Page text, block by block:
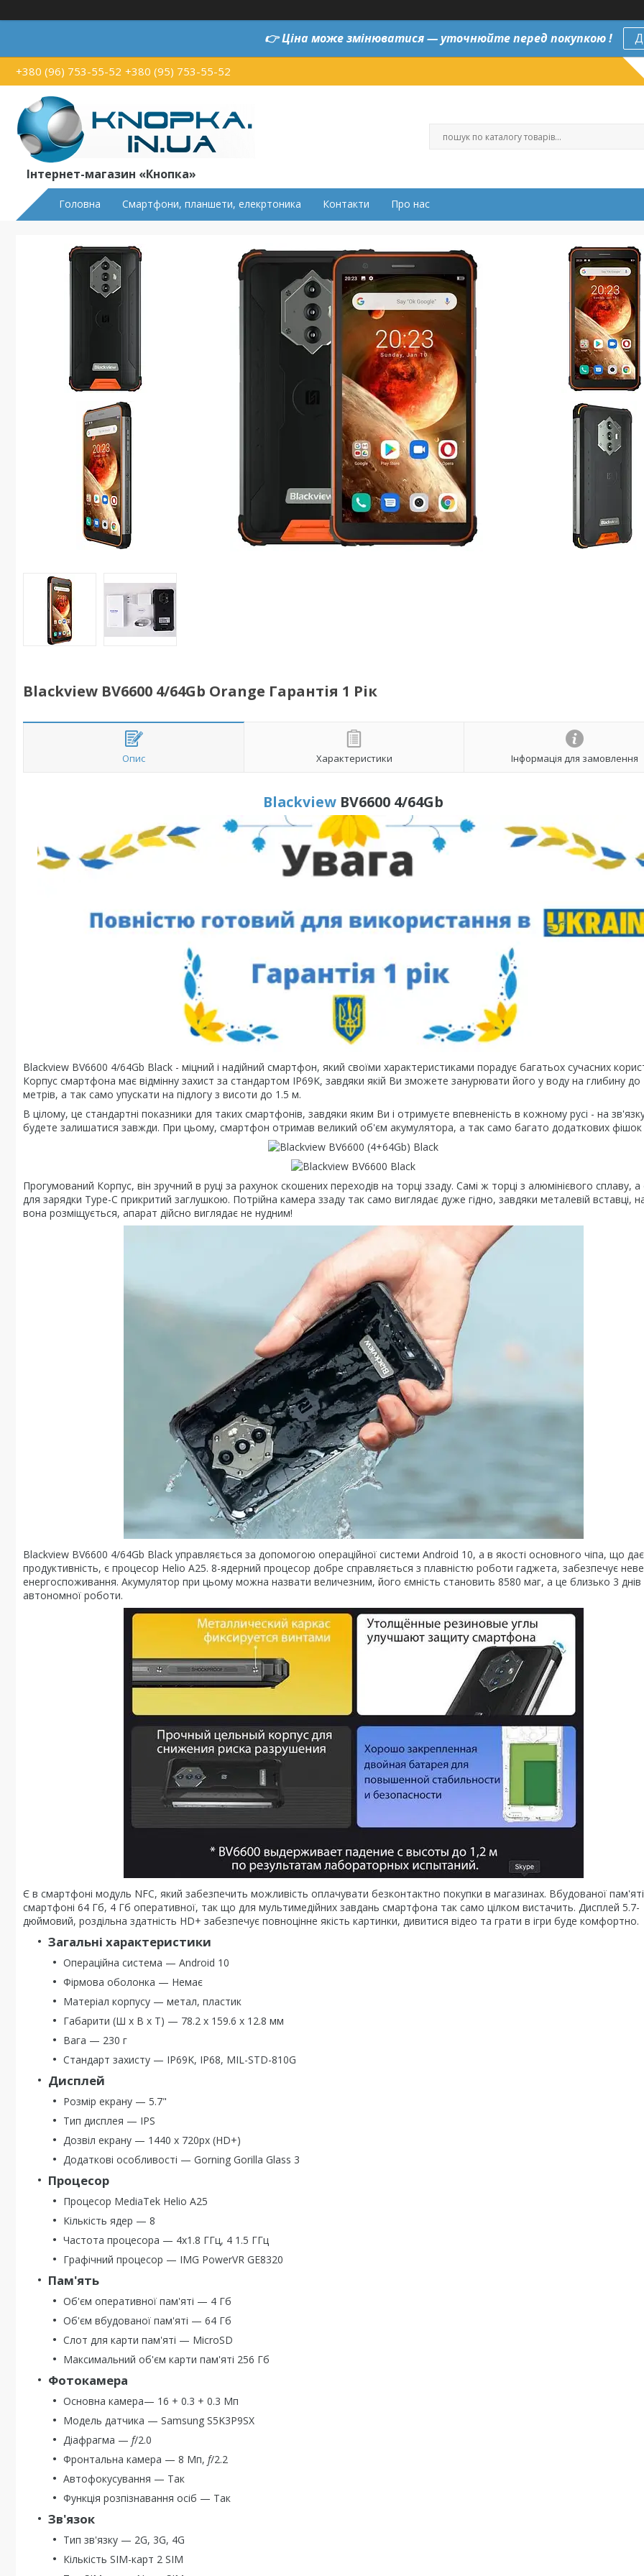
👉Ціна може змінюватися — уточнюйте перед покупкою !
+380 (96) 753-55-52 +380 (95) 753-55-52
Інтернет-магазин «Кнопка»
Головна Смартфони, планшети, елекртоника Контакти Про нас
Blackview BV6600 4/64Gb Orange Гарантія 1 Рік
Опис Характеристики Інформація для замовлення
Blackview BV6600 4/64Gb
Blackview BV6600 4/64Gb Black - міцний і надійний смартфон, який своїми характеристиками порадує багатьох сучасних
Корпус смартфона має відмінну захист за стандартом IP69K, завдяки якій Ви зможете занурювати його у воду на глибину до
метрів, а так само упускати на підлогу з висоти до 1.5 м.
В цілому, це стандартні показники для таких смартфонів, завдяки яким Ви і отримуєте впевненість в кожному русі - на
будете залишатися завжди. При цьому, смартфон отримав великий об'єм акумулятора, а так само багато додаткових фішок
Прогумований Корпус, він зручний в руці за рахунок скошених переходів на торці ззаду. Самі ж торці з алюмінієвого сплаву,
для зарядки Type-C прикритий заглушкою. Потрійна камера ззаду так само виглядає дуже гідно, завдяки металевій вставці,
вона розміщується, апарат дійсно виглядає не нудним!
Blackview BV6600 4/64Gb Black управляється за допомогою операційної системи Android 10, а в якості основного чіпа, що дає
продуктивність, є процесор Helio A25. 8-ядерний процесор добре справляється з плавністю роботи гаджета, забезпечує
енергоспоживання. Акумулятор при цьому можна назвати величезним, його ємність становить 8580 маг, а це близько 3 днів
автономної роботи.
Є в смартфоні модуль NFC, який забезпечить можливість оплачувати безконтактно покупки в магазинах. Вбудованої
смартфоні 64 Гб, 4 Гб оперативної, так що для мультимедійних завдань смартфона так само цілком вистачить. Дисплей 5.7-
дюймовий, роздільна здатність HD+ забезпечує повноцінне якість картинки, дивитися відео та грати в ігри буде комфортно.
Загальні характеристики
Операційна система — Android 10
Фірмова оболонка — Немає
Матеріал корпусу — метал, пластик
Габарити (Ш х В х Т) — 78.2 х 159.6 х 12.8 мм
Вага — 230 г
Стандарт захисту — IP69K, IP68, MIL-STD-810G
Дисплей
Розмір екрану — 5.7"
Тип дисплея — IPS
Дозвіл екрану — 1440 х 720px (HD+)
Додаткові особливості — Gorning Gorilla Glass 3
Процесор
Процесор MediaTek Helio A25
Кількість ядер — 8
Частота процесора — 4х1.8 ГГц, 4 1.5 ГГц
Графічний процесор — IMG PowerVR GE8320
Пам'ять
Об'єм оперативної пам'яті — 4 Гб
Об'єм вбудованої пам'яті — 64 Гб
Слот для карти пам'яті — MicroSD
Максимальний об'єм карти пам'яті 256 Гб
Фотокамера
Основна камера— 16 + 0.3 + 0.3 Мп
Модель датчика — Samsung S5K3P9SX
Діафрагма — f/2.0
Фронтальна камера — 8 Мп, f/2.2
Автофокусування — Так
Функція розпізнавання осіб — Так
Зв'язок
Тип зв'язку — 2G, 3G, 4G
Кількість SIM-карт 2 SIM